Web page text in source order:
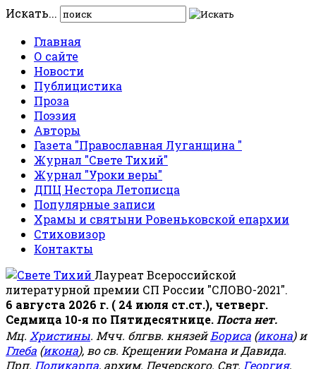
Искать...
Главная
О сайте
Новости
Публицистика
Проза
Поэзия
Авторы
Газета "Православная Луганщина "
Журнал "Свете Тихий"
Журнал "Уроки веры"
ДПЦ Нестора Летописца
Популярные записи
Храмы и святыни Ровеньковской епархии
Стиховизор
Контакты
Лауреат Всероссийской
литературной премии СП России "СЛОВО-2021".
6 августа 2026 г. ( 24 июля ст.ст.), четверг.
Седмица 10-я по Пятидесятнице. Поста нет.
Мц. Христины. Мчч. блгвв. князейБориса (икона) и
Глеба (икона), во св. Крещении Романа и Давида.
Прп. Поликарпа, архим. Печерского. Свт. Георгия,